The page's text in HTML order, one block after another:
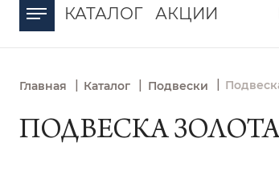
КАТАЛОГ АКЦИИ
Главная | Каталог | Подвески
ПОДВЕСКА ЗОЛОТАЯ